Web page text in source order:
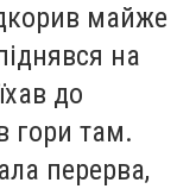
майже
на
до
гори там.
перерва,